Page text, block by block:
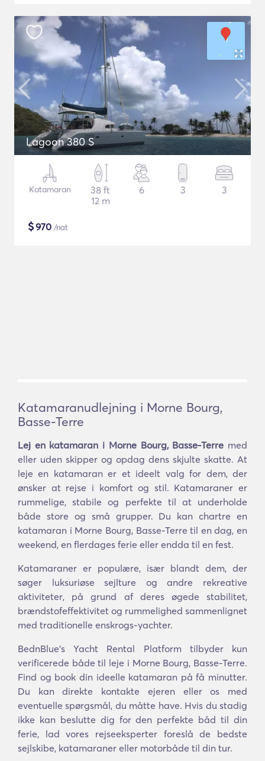
Lagoon 380 S
Katamaran
38 ft
12 m
6 3 3
$970 /nat
Katamaranudlejning i Morne Bourg,
Basse-Terre
Lej en katamaran i Morne Bourg, Basse-Terre med
eller uden skipper og opdag dens skjulte skatte. At
leje en katamaran er et ideelt valg for dem, der
ønsker at rejse i komfort og stil. Katamaraner er
rummelige, stabile og perfekte til at underholde
både store og små grupper. Du kan chartre en
katamaran i Morne Bourg, Basse-Terre til en dag, en
weekend, en flerdages ferie eller endda til en fest.
Katamaraner er populære, især blandt dem, der
søger luksuriøse sejlture og andre rekreative
aktiviteter, på grund af deres øgede stabilitet,
brændstofeffektivitet og rummelighed sammenlignet
med traditionelle enskrogs-yachter.
BednBlue's Yacht Rental Platform tilbyder kun
verificerede både til leje i Morne Bourg, Basse-Terre.
Find og book din ideelle katamaran på få minutter.
Du kan direkte kontakte ejeren eller os med
eventuelle spørgsmål, du måtte have. Hvis du stadig
ikke kan beslutte dig for den perfekte båd til din
ferie, lad vores rejseeksperter foreslå de bedste
sejlskibe, katamaraner eller motorbåde til din tur.